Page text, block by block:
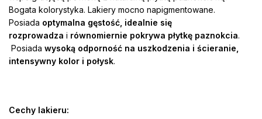
Bogata kolorystyka. Lakiery mocno napigmentowane.
Posiada optymalna gęstość, idealnie się
rozprowadza i równomiernie pokrywa płytkę paznokcia.
Posiada wysoką odporność na uszkodzenia i ścieranie,
intensywny kolor i połysk.
Cechy lakieru: